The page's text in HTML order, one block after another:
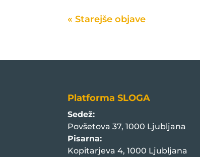
Platforma SLOGA
Sedež:
Povšetova 37, 1000 Ljubljana
Pisarna:
Kopitarjeva 4, 1000 Ljubljana